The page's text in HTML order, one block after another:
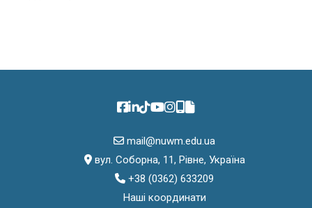
mail@nuwm.edu.ua
вул. Соборна, 11, Рівне, Україна
+38 (0362) 633209
Наші координати